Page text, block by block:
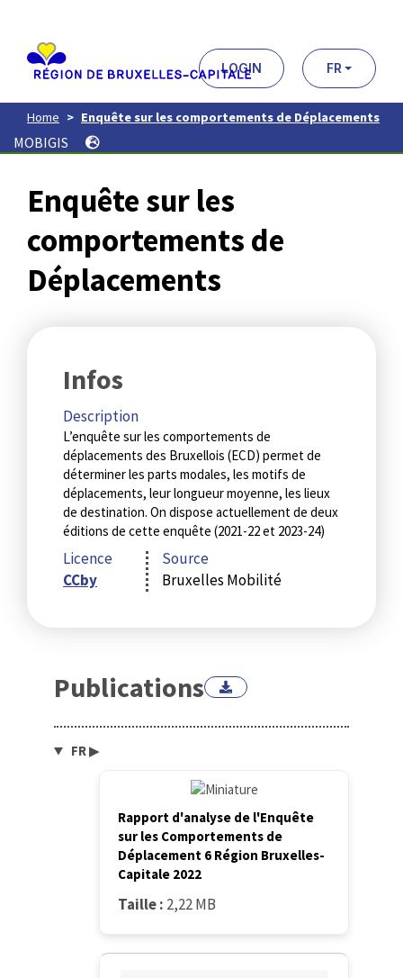
contenu
principal
LOGIN FR
Home Enquête sur les comportements de Déplacements
MOBIGIS
Enquête sur les
comportements de
Déplacements
Infos
Description
L’enquête sur les comportements de
déplacements des Bruxellois (ECD) permet de
déterminer les parts modales, les motifs de
déplacements, leur longueur moyenne, les lieux
de destination. On dispose actuellement de deux
éditions de cette enquête (2021-22 et 2023-24)
Licence
CCby
Source
Bruxelles Mobilité
Publications
FR▶
Rapport d'analyse de l'Enquête
sur les Comportements de
Déplacement 6 Région Bruxelles-
Capitale 2022
Taille : 2,22 MB